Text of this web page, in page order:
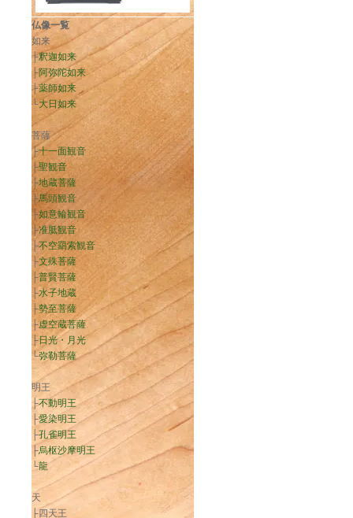
仏像一覧
如来
├釈迦如来
├阿弥陀如来
├薬師如来
└大日如来
菩薩
├十一面観音
├聖観音
├地蔵菩薩
├馬頭観音
├如意輪観音
├准胝観音
├不空羂索観音
├文殊菩薩
├普賢菩薩
├水子地蔵
├勢至菩薩
├虚空蔵菩薩
├日光・月光
└弥勒菩薩
明王
├不動明王
├愛染明王
├孔雀明王
├烏枢沙摩明王
└龍
天
├四天王